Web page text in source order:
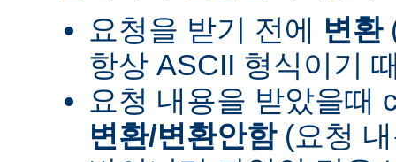
요청을 받기 전에
변환
항상 ASCII 형식이기
요청 내용을 받았을때
변환/변환안함(요청 내